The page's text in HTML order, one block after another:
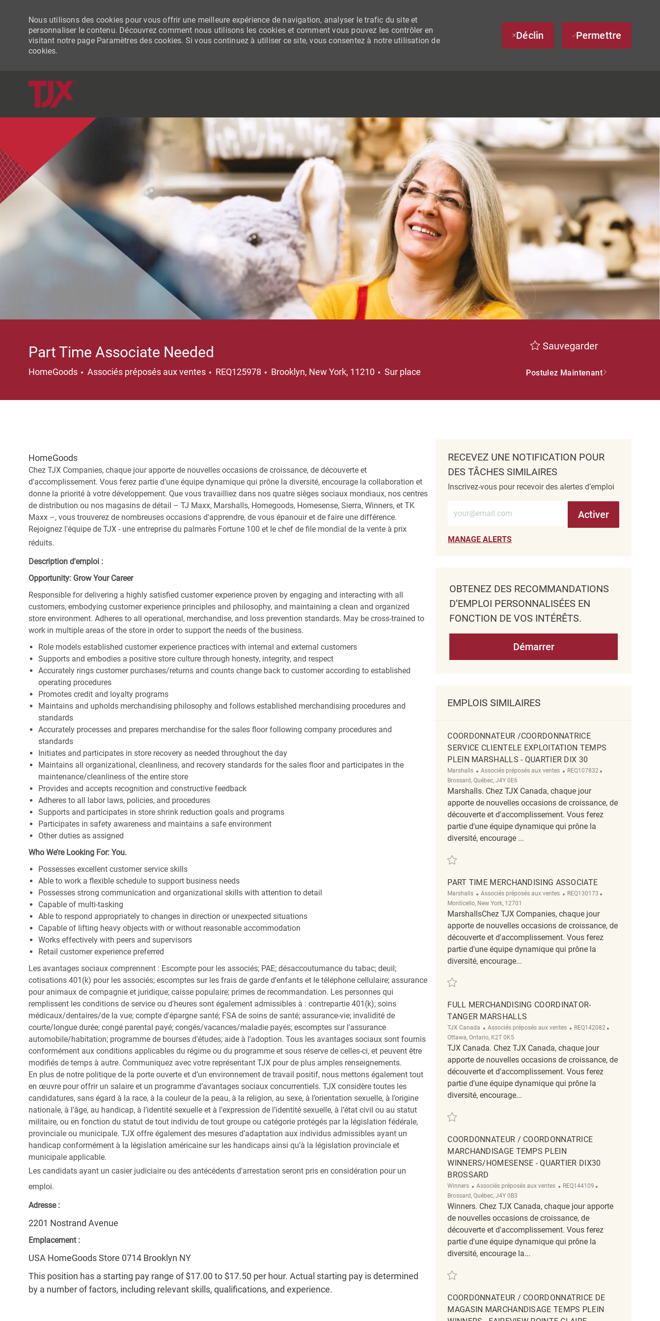
Nous utilisons des cookies pour vous offrir une meilleure expérience de navigation, analyser le trafic du site et
personnaliser le contenu. Découvrez comment nous utilisons les cookies et comment vous pouvez les contrôler en
visitant notre page Paramètres des cookies. Si vous continuez à utiliser ce site, vous consentez à notre utilisation de
cookies.
Déclin Permettre
Part Time Associate Needed
HomeGoods Catégorie
Associés préposés aux ventes REQ125978 Emplacement
Brooklyn, New York, 11210 Sur place
Sauvegarder
Postulez Maintenant
HomeGoods
Chez TJX Companies, chaque jour apporte de nouvelles occasions de croissance, de découverte et
d'accomplissement. Vous ferez partie d'une équipe dynamique qui prône la diversité, encourage la collaboration et
donne la priorité à votre développement. Que vous travailliez dans nos quatre sièges sociaux mondiaux, nos centres
de distribution ou nos magasins de détail – TJ Maxx, Marshalls, Homegoods, Homesense, Sierra, Winners, et TK
Maxx –, vous trouverez de nombreuses occasions d'apprendre, de vous épanouir et de faire une différence.
Rejoignez l'équipe de TJX - une entreprise du palmarès Fortune 100 et le chef de file mondial de la vente à prix
réduits.
Description d'emploi :
Opportunity: Grow Your Career
Responsible for delivering a highly satisfied customer experience proven by engaging and interacting with all
customers, embodying customer experience principles and philosophy, and maintaining a clean and organized
store environment. Adheres to all operational, merchandise, and loss prevention standards. May be cross-trained to
work in multiple areas of the store in order to support the needs of the business.
Role models established customer experience practices with internal and external customers
Supports and embodies a positive store culture through honesty, integrity, and respect
Accurately rings customer purchases/returns and counts change back to customer according to established
operating procedures
Promotes credit and loyalty programs
Maintains and upholds merchandising philosophy and follows established merchandising procedures and
standards
Accurately processes and prepares merchandise for the sales floor following company procedures and
standards
Initiates and participates in store recovery as needed throughout the day
Maintains all organizational, cleanliness, and recovery standards for the sales floor and participates in the
maintenance/cleanliness of the entire store
Provides and accepts recognition and constructive feedback
Adheres to all labor laws, policies, and procedures
Supports and participates in store shrink reduction goals and programs
Participates in safety awareness and maintains a safe environment
Other duties as assigned
Who We’re Looking For: You.
Possesses excellent customer service skills
Able to work a flexible schedule to support business needs
Possesses strong communication and organizational skills with attention to detail
Capable of multi-tasking
Able to respond appropriately to changes in direction or unexpected situations
Capable of lifting heavy objects with or without reasonable accommodation
Works effectively with peers and supervisors
Retail customer experience preferred
Les avantages sociaux comprennent : Escompte pour les associés; PAE; désaccoutumance du tabac; deuil;
cotisations 401(k) pour les associés; escomptes sur les frais de garde d'enfants et le téléphone cellulaire; assurance
pour animaux de compagnie et juridique; caisse populaire; primes de recommandation. Les personnes qui
remplissent les conditions de service ou d'heures sont également admissibles à : contrepartie 401(k); soins
médicaux/dentaires/de la vue; compte d'épargne santé; FSA de soins de santé; assurance-vie; invalidité de
courte/longue durée; congé parental payé; congés/vacances/maladie payés; escomptes sur l'assurance
automobile/habitation; programme de bourses d'études; aide à l'adoption. Tous les avantages sociaux sont fournis
conformément aux conditions applicables du régime ou du programme et sous réserve de celles-ci, et peuvent être
modifiés de temps à autre. Communiquez avec votre représentant TJX pour de plus amples renseignements.
En plus de notre politique de la porte ouverte et d’un environnement de travail positif, nous mettons également tout
en œuvre pour offrir un salaire et un programme d’avantages sociaux concurrentiels. TJX considère toutes les
candidatures, sans égard à la race, à la couleur de la peau, à la religion, au sexe, à l’orientation sexuelle, à l’origine
nationale, à l’âge, au handicap, à l’identité sexuelle et à l’expression de l’identité sexuelle, à l’état civil ou au statut
militaire, ou en fonction du statut de tout individu de tout groupe ou catégorie protégés par la législation fédérale,
provinciale ou municipale. TJX offre également des mesures d’adaptation aux individus admissibles ayant un
handicap conformément à la législation américaine sur les handicaps ainsi qu’à la législation provinciale et
municipale applicable.
Les candidats ayant un casier judiciaire ou des antécédents d'arrestation seront pris en considération pour un
emploi.
Adresse :
2201 Nostrand Avenue
Emplacement :
USA HomeGoods Store 0714 Brooklyn NY
This position has a starting pay range of $17.00 to $17.50 per hour. Actual starting pay is determined
by a number of factors, including relevant skills, qualifications, and experience.
RECEVEZ UNE NOTIFICATION POUR
DES TÂCHES SIMILAIRES
Inscrivez-vous pour recevoir des alertes d’emploi
Entrez l’adresse e-mail (obligatoire)
Activer
MANAGE ALERTS
OBTENEZ DES RECOMMANDATIONS
D’EMPLOI PERSONNALISÉES EN
FONCTION DE VOS INTÉRÊTS.
Démarrer
EMPLOIS SIMILAIRES
COORDONNATEUR /COORDONNATRICE
SERVICE CLIENTELE EXPLOITATION TEMPS
PLEIN MARSHALLS - QUARTIER DIX 30
Marshalls Catégorie
Associés préposés aux ventes ReqId
REQ107832
Brossard, Québec, J4Y 0E6
Marshalls. Chez TJX Canada, chaque jour
apporte de nouvelles occasions de croissance, de
découverte et d'accomplissement. Vous ferez
partie d'une équipe dynamique qui prône la
diversité, encourage ...
PART TIME MERCHANDISING ASSOCIATE
Marshalls Catégorie
Associés préposés aux ventes ReqId
REQ130173
Monticello, New York, 12701
MarshallsChez TJX Companies, chaque jour
apporte de nouvelles occasions de croissance, de
découverte et d'accomplissement. Vous ferez
partie d'une équipe dynamique qui prône la
diversité, encourage...
Sauvegarder part time merchandising associate REQ130173
FULL MERCHANDISING COORDINATOR-
TANGER MARSHALLS
TJX Canada Catégorie
Associés préposés aux ventes ReqId
REQ142082
Ottawa, Ontario, K2T 0K5
TJX Canada. Chez TJX Canada, chaque jour
apporte de nouvelles occasions de croissance, de
découverte et d'accomplissement. Vous ferez
partie d'une équipe dynamique qui prône la
diversité, encourage...
Sauvegarder full merchandising coordinator-Tanger Marshalls REQ142082
COORDONNATEUR / COORDONNATRICE
MARCHANDISAGE TEMPS PLEIN
WINNERS/HOMESENSE - QUARTIER DIX30
BROSSARD
Winners Catégorie
Associés préposés aux ventes ReqId
REQ144109
Brossard, Québec, J4Y 0B3
Winners. Chez TJX Canada, chaque jour apporte
de nouvelles occasions de croissance, de
découverte et d'accomplissement. Vous ferez
partie d'une équipe dynamique qui prône la
diversité, encourage la...
Sauvegarder Coordonnateur / Coordonnatrice Marchandisage Temps plein
COORDONNATEUR / COORDONNATRICE DE
MAGASIN MARCHANDISAGE TEMPS PLEIN